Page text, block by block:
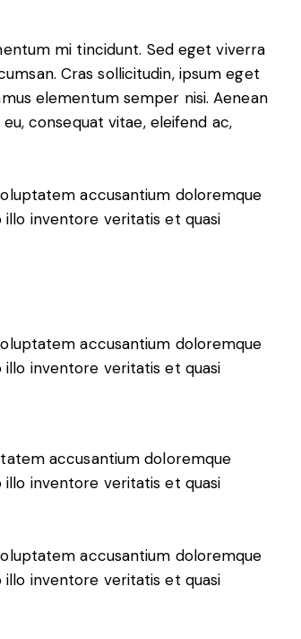
mi tincidunt. Sed eget viverra
Cras sollicitudin, ipsum eget
elementum semper nisi. Aenean
consequat vitae, eleifend ac,
accusantium doloremque
illo inventore veritatis et quasi
accusantium doloremque
illo inventore veritatis et quasi
accusantium doloremque
illo inventore veritatis et quasi
accusantium doloremque
illo inventore veritatis et quasi